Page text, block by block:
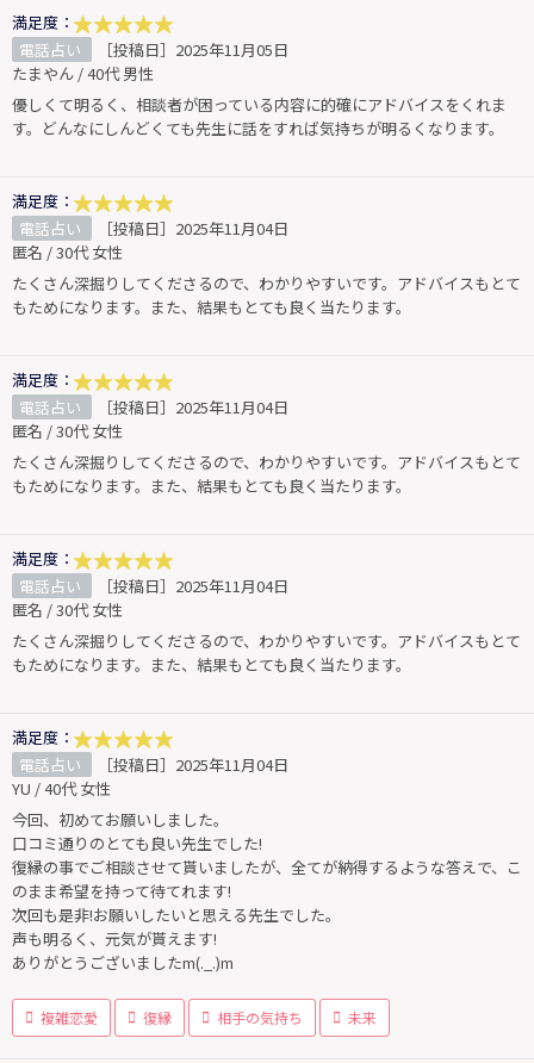
満足度：
電話占い
［投稿日］2025年11月05日
たまやん / 40代 男性
優しくて明るく、相談者が困っている内容に的確にアドバイスをくれま
す。どんなにしんどくても先生に話をすれば気持ちが明るくなります。
満足度：
電話占い
［投稿日］2025年11月04日
匿名 / 30代 女性
たくさん深掘りしてくださるので、わかりやすいです。アドバイスもとて
もためになります。また、結果もとても良く当たります。
満足度：
電話占い
［投稿日］2025年11月04日
匿名 / 30代 女性
たくさん深掘りしてくださるので、わかりやすいです。アドバイスもとて
もためになります。また、結果もとても良く当たります。
満足度：
電話占い
［投稿日］2025年11月04日
匿名 / 30代 女性
たくさん深掘りしてくださるので、わかりやすいです。アドバイスもとて
もためになります。また、結果もとても良く当たります。
満足度：
電話占い
［投稿日］2025年11月04日
YU / 40代 女性
今回、初めてお願いしました。
口コミ通りのとても良い先生でした!
復縁の事でご相談させて貰いましたが、全てが納得するような答えで、こ
のまま希望を持って待てれます!
次回も是非!お願いしたいと思える先生でした。
声も明るく、元気が貰えます!
ありがとうございましたm(._.)m
複雑恋愛 復縁 相手の気持ち 未来